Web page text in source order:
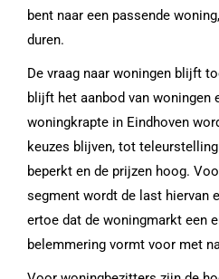
bent naar een passende
duren.
De vraag naar woningen blijft
blijft het aanbod van woningen
woningkrapte in Eindhoven
keuzes blijven, tot
beperkt en de prijzen hoog.
segment wordt de last hiervan
ertoe dat de woningmarkt een
belemmering vormt voor met